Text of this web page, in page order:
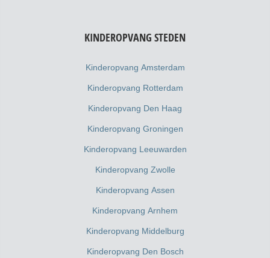
KINDEROPVANG STEDEN
Kinderopvang Amsterdam
Kinderopvang Rotterdam
Kinderopvang Den Haag
Kinderopvang Groningen
Kinderopvang Leeuwarden
Kinderopvang Zwolle
Kinderopvang Assen
Kinderopvang Arnhem
Kinderopvang Middelburg
Kinderopvang Den Bosch